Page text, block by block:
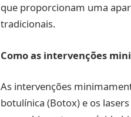
que proporcionam uma
tradicionais.
Como as intervenções
As intervenções
botulínica (Botox) e os